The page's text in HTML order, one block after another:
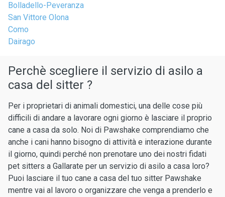
Bolladello-Peveranza
San Vittore Olona
Como
Dairago
Perchè scegliere il servizio di asilo a
casa del sitter ?
Per i proprietari di animali domestici, una delle cose più
difficili di andare a lavorare ogni giorno è lasciare il proprio
cane a casa da solo. Noi di Pawshake comprendiamo che
anche i cani hanno bisogno di attività e interazione durante
il giorno, quindi perché non prenotare uno dei nostri fidati
pet sitters a Gallarate per un servizio di asilo a casa loro?
Puoi lasciare il tuo cane a casa del tuo sitter Pawshake
mentre vai al lavoro o organizzare che venga a prenderlo e